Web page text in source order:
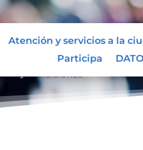
Atención y servicios a la
Participa